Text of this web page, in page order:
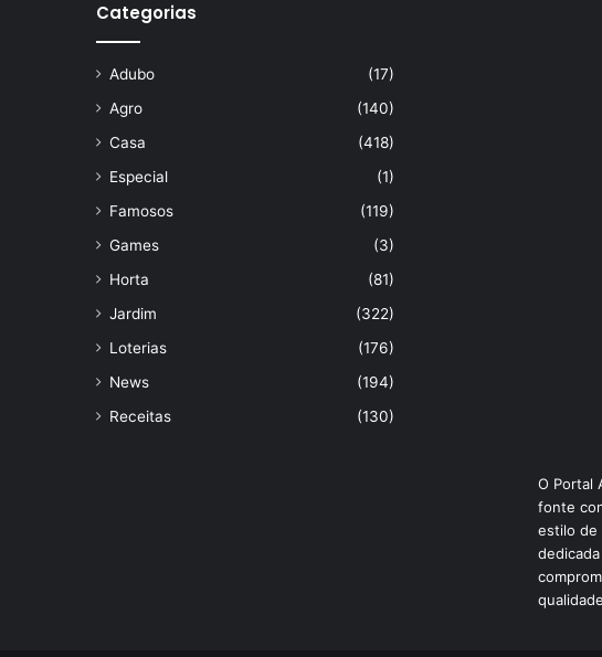
Categorias
Adubo
(17)
Agro
(140)
Casa
(418)
Especial
(1)
Famosos
(119)
Games
(3)
Horta
(81)
Jardim
(322)
Loterias
(176)
News
(194)
Receitas
(130)
O Portal
fonte
estilo de